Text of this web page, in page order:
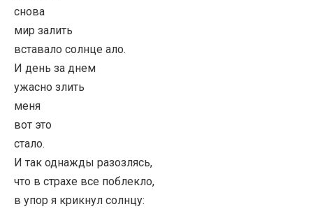
снова
мир залить
вставало солнце ало.
И день за днем
ужасно злить
меня
вот это
стало.
И так однажды разозлясь,
что в страхе все поблекло,
в упор я крикнул солнцу: